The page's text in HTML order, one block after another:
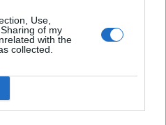
Use,
of my
with the
collected.
|16:03
Αεροναυτιλίας του
Αερολιμένα
Κρήτης στο Καστέλλι